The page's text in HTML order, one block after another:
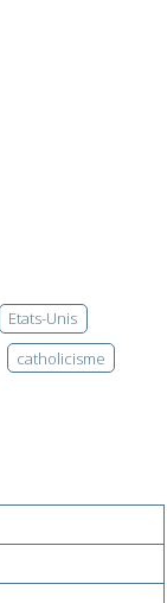
Etats-Unis
catholicisme